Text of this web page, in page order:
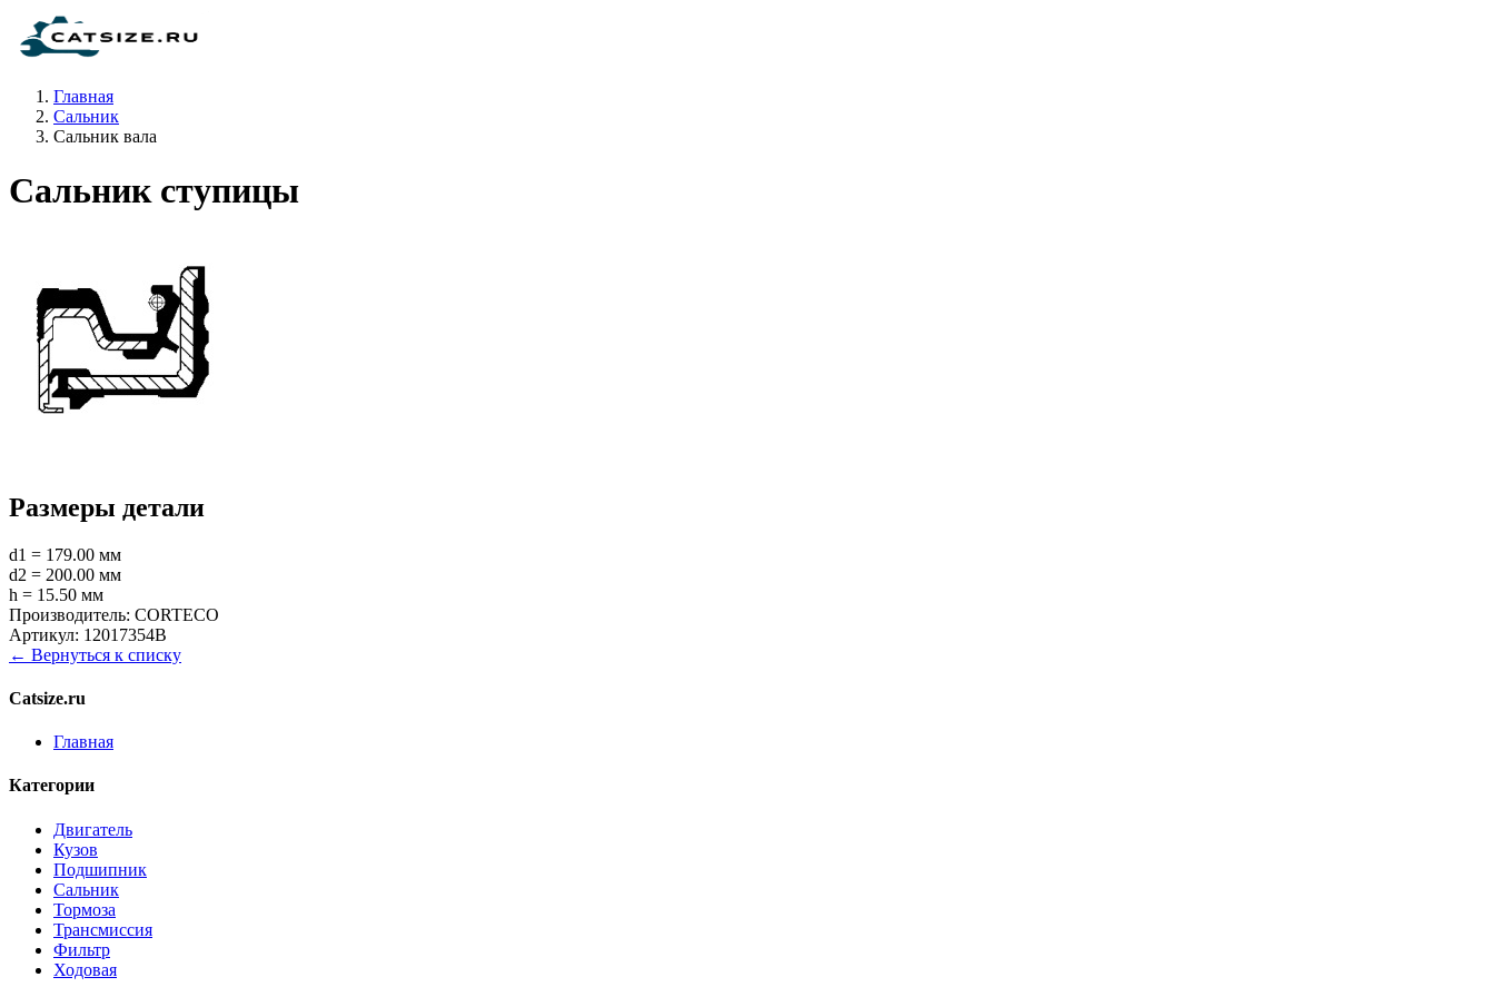
Главная
Сальник
Сальник вала
Сальник ступицы
Размеры детали
d1 = 179.00 мм
d2 = 200.00 мм
h = 15.50 мм
Производитель: CORTECO
Артикул: 12017354B
← Вернуться к списку
Catsize.ru
Главная
Категории
Двигатель
Кузов
Подшипник
Сальник
Тормоза
Трансмиссия
Фильтр
Ходовая